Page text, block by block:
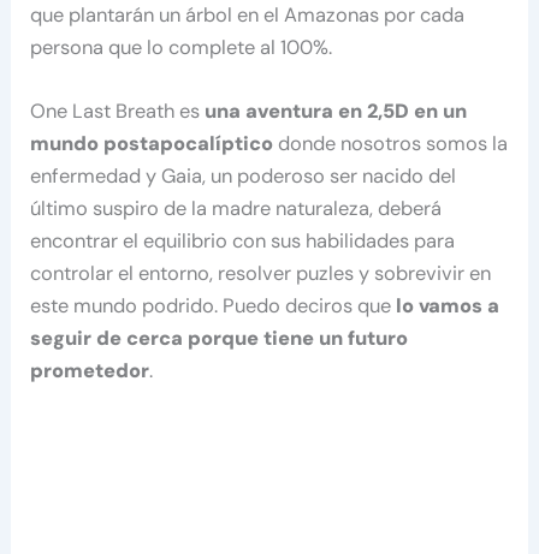
que plantarán un árbol en el Amazonas por cada
persona que lo complete al 100%.
One Last Breath es una aventura en 2,5D en un
mundo postapocalíptico donde nosotros somos la
enfermedad y Gaia, un poderoso ser nacido del
último suspiro de la madre naturaleza, deberá
encontrar el equilibrio con sus habilidades para
controlar el entorno, resolver puzles y sobrevivir en
este mundo podrido. Puedo deciros que lo vamos a
seguir de cerca porque tiene un futuro
prometedor.